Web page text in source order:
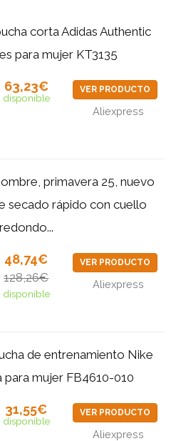
corta Adidas Authentic
para mujer KT3135
63,23€
disponible
VER PRODUCTO
Aliexpress
primavera 25, nuevo
secado rápido con cuello
redondo...
48,74€
128,26€
disponible
VER PRODUCTO
Aliexpress
de entrenamiento Nike
para mujer FB4610-010
31,55€
disponible
VER PRODUCTO
Aliexpress